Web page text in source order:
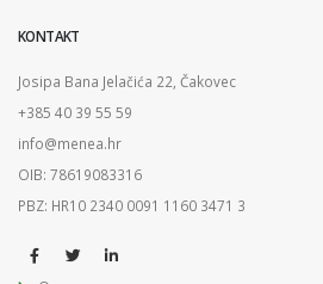
KONTAKT
Josipa Bana Jelačića 22, Čakovec
+385 40 39 55 59
info@menea.hr
OIB: 78619083316
PBZ: HR10 2340 0091 1160 3471 3